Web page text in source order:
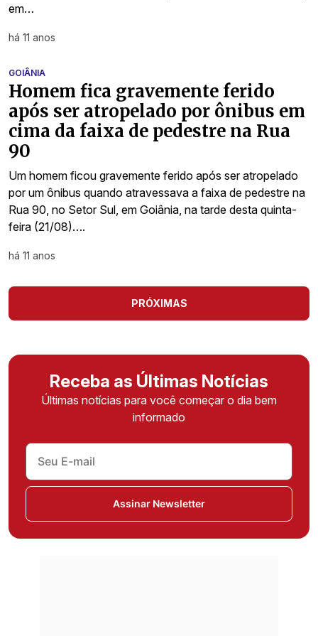
em…
há 11 anos
GOIÂNIA
Homem fica gravemente ferido
após ser atropelado por ônibus em
cima da faixa de pedestre na Rua
90
Um homem ficou gravemente ferido após ser atropelado
por um ônibus quando atravessava a faixa de pedestre na
Rua 90, no Setor Sul, em Goiânia, na tarde desta quinta-
feira (21/08)….
há 11 anos
PRÓXIMAS
Receba as Últimas Notícias
Últimas notícias para você começar o dia bem
informado
Assinar Newsletter